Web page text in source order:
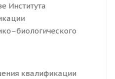
Института
квалификации